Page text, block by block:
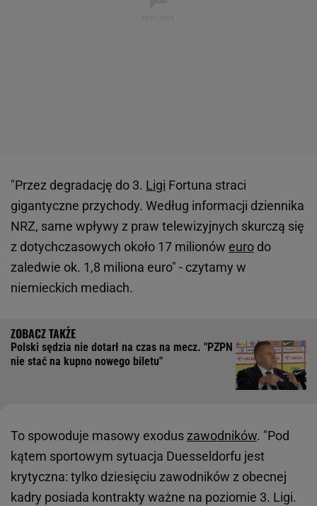
"Przez degradację do 3. Ligi Fortuna straci
gigantyczne przychody. Według informacji dziennika
NRZ, same wpływy z praw telewizyjnych skurczą się
z dotychczasowych około 17 milionów euro do
zaledwie ok. 1,8 miliona euro" - czytamy w
niemieckich mediach.
Polski sędzia nie dotarł na czas na mecz. "PZPN
nie stać na kupno nowego biletu"
To spowoduje masowy exoduszawodników. "Pod
kątem sportowym sytuacja Duesseldorfu jest
krytyczna: tylko dziesięciu zawodników z obecnej
kadry posiada kontrakty ważne na poziomie 3. Ligi.